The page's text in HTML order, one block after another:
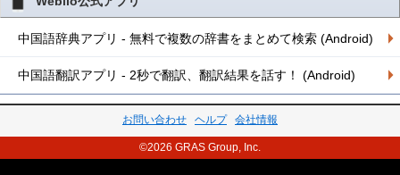
中国語辞典アプリ - 無料で複数の辞書をまとめて検索 (Android)
中国語翻訳アプリ - 2秒で翻訳、翻訳結果を話す！ (Android)
お問い合わせ ヘルプ 会社情報
©2026 GRAS Group, Inc.